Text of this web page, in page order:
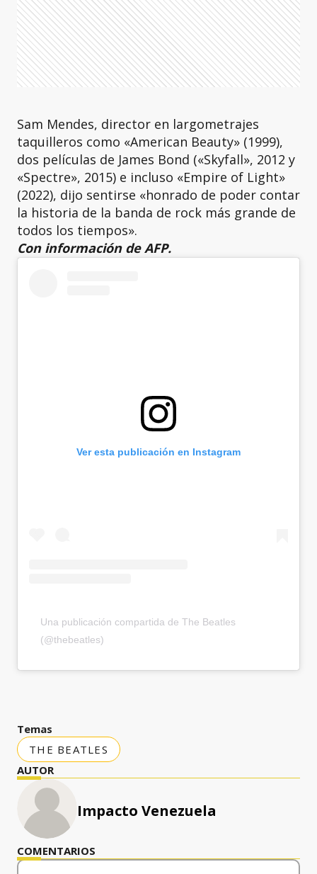
Sam Mendes, director en largometrajes
taquilleros como «American Beauty» (1999),
dos películas de James Bond («Skyfall», 2012 y
«Spectre», 2015) e incluso «Empire of Light»
(2022), dijo sentirse «honrado de poder contar
la historia de la banda de rock más grande de
todos los tiempos».
Con información de AFP.
Ver esta publicación en Instagram
Una publicación compartida de The Beatles
(@thebeatles)
Temas
THE BEATLES
AUTOR
Impacto Venezuela
COMENTARIOS